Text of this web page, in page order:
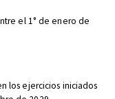
el 1° de enero de
los ejercicios iniciados